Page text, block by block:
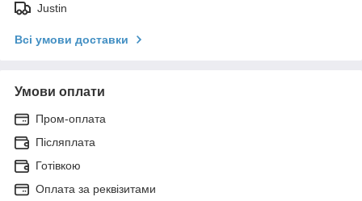
Justin
Всі умови доставки
Умови оплати
Пром-оплата
Післяплата
Готівкою
Оплата за реквізитами